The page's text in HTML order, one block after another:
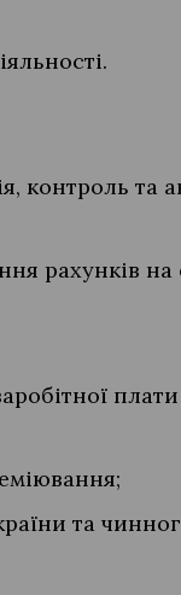
контроль та
рахунків на
та